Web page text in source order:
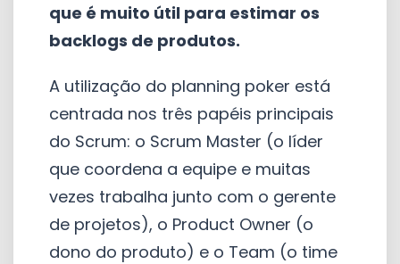
que é muito útil para estimar os
backlogs de produtos.
A utilização do planning poker está
centrada nos três papéis principais
do Scrum: o Scrum Master (o líder
que coordena a equipe e muitas
vezes trabalha junto com o gerente
de projetos), o Product Owner (o
dono do produto) e o Team (o time